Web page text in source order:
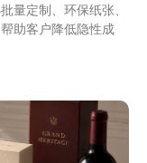
量定制、环保纸张、
助客户降低隐性成